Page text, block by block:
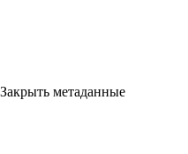
Закрыть метаданные